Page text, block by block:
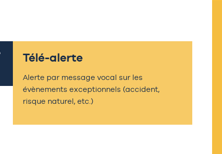
Télé-alerte
Alerte par message vocal sur les
évènements exceptionnels (accident,
risque naturel, etc.)